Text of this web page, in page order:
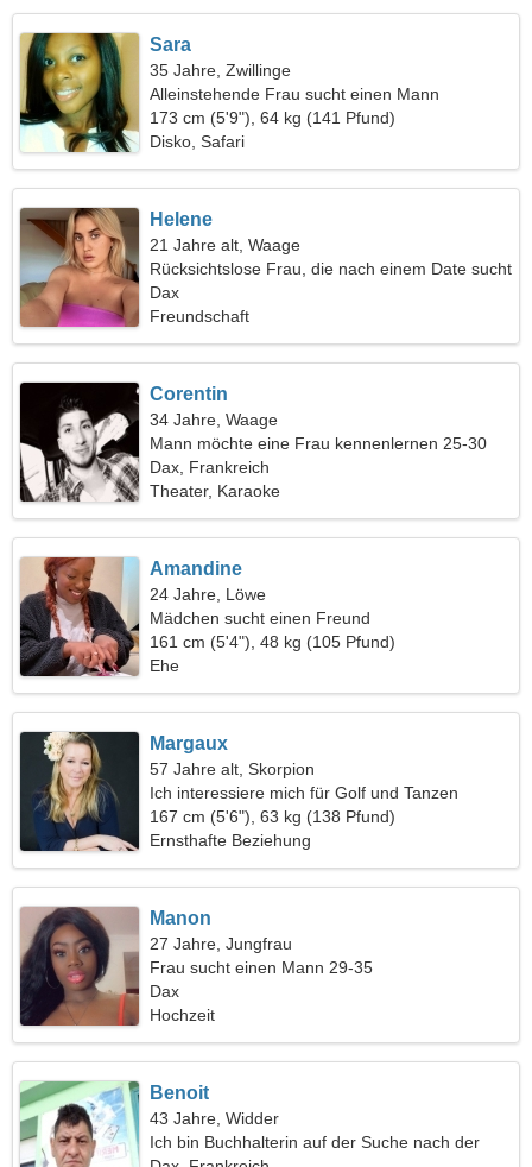
Sara
35 Jahre, Zwillinge
Alleinstehende Frau sucht einen Mann
173 cm (5'9"), 64 kg (141 Pfund)
Disko, Safari
Helene
21 Jahre alt, Waage
Rücksichtslose Frau, die nach einem Date sucht
Dax
Freundschaft
Corentin
34 Jahre, Waage
Mann möchte eine Frau kennenlernen 25-30
Dax, Frankreich
Theater, Karaoke
Amandine
24 Jahre, Löwe
Mädchen sucht einen Freund
161 cm (5'4"), 48 kg (105 Pfund)
Ehe
Margaux
57 Jahre alt, Skorpion
Ich interessiere mich für Golf und Tanzen
167 cm (5'6"), 63 kg (138 Pfund)
Ernsthafte Beziehung
Manon
27 Jahre, Jungfrau
Frau sucht einen Mann 29-35
Dax
Hochzeit
Benoit
43 Jahre, Widder
Ich bin Buchhalterin auf der Suche nach der